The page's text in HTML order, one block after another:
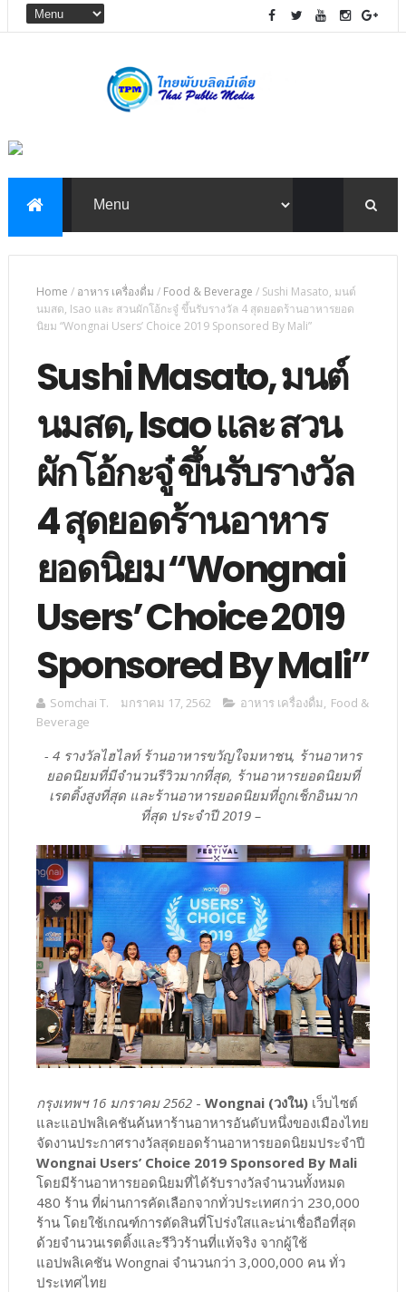
Home / อาหาร เครื่องดื่ม / Food & Beverage / Sushi Masato, มนต์
นมสด, Isao และ สวนผักโอ้กะจู๋ ขึ้นรับรางวัล 4 สุดยอดร้านอาหารยอด
นิยม “Wongnai Users’ Choice 2019 Sponsored By Mali”
Sushi Masato, มนต์
นมสด, Isao และ สวน
ผักโอ้กะจู๋ ขึ้นรับรางวัล
4 สุดยอดร้านอาหาร
ยอดนิยม “Wongnai
Users’ Choice 2019
Sponsored By Mali”
Somchai T. มกราคม 17, 2562 อาหาร เครื่องดื่ม, Food &
Beverage
- 4 รางวัลไฮไลท์ ร้านอาหารขวัญใจมหาชน, ร้านอาหาร
ยอดนิยมที่มีจำนวนรีวิวมากที่สุด, ร้านอาหารยอดนิยมที่
เรตติ้งสูงที่สุด และร้านอาหารยอดนิยมที่ถูกเช็กอินมาก
ที่สุด ประจำปี 2019 –
กรุงเทพฯ 16 มกราคม 2562- Wongnai (วงใน)เว็บไซต์
และแอปพลิเคชันค้นหาร้านอาหารอันดับหนึ่งของเมืองไทย
จัดงานประกาศรางวัลสุดยอดร้านอาหารยอดนิยมประจำปี
Wongnai Users’ Choice 2019 Sponsored By Mali
โดยมีร้านอาหารยอดนิยมที่ได้รับรางวัลจำนวนทั้งหมด
480 ร้าน ที่ผ่านการคัดเลือกจากทั่วประเทศกว่า 230,000
ร้าน โดยใช้เกณฑ์การตัดสินที่โปร่งใสและน่าเชื่อถือที่สุด
ด้วยจำนวนเรตติ้งและรีวิวร้านที่แท้จริง จากผู้ใช้
แอปพลิเคชัน Wongnai จำนวนกว่า 3,000,000 คน ทั่ว
ประเทศไทย